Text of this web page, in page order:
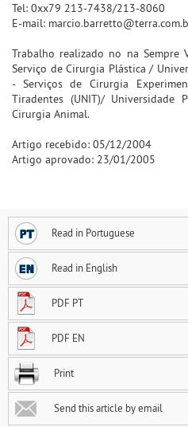
Tel: 0xx79 213-7438/213-8060
E-mail:
Trabalho realizado no na Sempre
Serviço de Cirurgia Plástica /
- Serviços de Cirurgia
Tiradentes (UNIT)/
Cirurgia Animal.
Artigo recebido: 05/12/2004
Artigo aprovado: 23/01/2005
Read in Portuguese
Read in English
PDF PT
PDF EN
Print
Send this article by email